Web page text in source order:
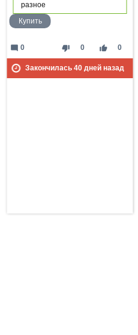
разное
Купить
thumb_down 0 thumb_up 0
mode_comment 0
Закончилась 40дней назад